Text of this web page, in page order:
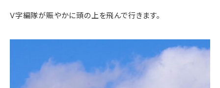
V字編隊が賑やかに頭の上を飛んで行きます。